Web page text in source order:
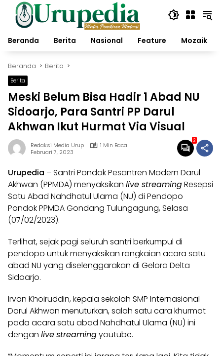
Langsung
konten
Beranda
Berita Nasional Feature Mozaik
Beranda Berita
Berita
Meski Belum Bisa Hadir 1 Abad NU
Sidoarjo, Para Santri PP Darul
Akhwan Ikut Hurmat Via Visual
Redaksi Media Urup
1 Min Baca
Februari 7, 2023
2
Urupedia – Santri Pondok Pesantren Modern Darul
Akhwan (PPMDA) menyaksikan live streamingResepsi
Satu Abad Nahdhatul Ulama (NU) di Pendopo
Pondok PPMDA Gondang Tulungagung, Selasa
(07/02/2023).
Terlihat, sejak pagi seluruh santri berkumpul di
pendopo untuk menyaksikan rangkaian acara satu
abad NU yang diselenggarakan di Gelora Delta
Sidoarjo.
Irvan Khoiruddin, kepala sekolah SMP Internasional
Darul Akhwan menuturkan, salah satu cara khurmat
pada acara satu abad Nahdhatul Ulama (NU) ini
dengan livestreamingyoutube.